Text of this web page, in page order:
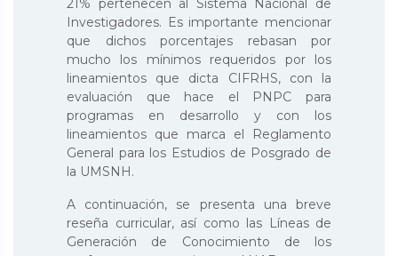
21% pertenecen al Sistema Nacional de
Investigadores. Es importante mencionar
que dichos porcentajes rebasan por
mucho los mínimos requeridos por los
lineamientos que dicta CIFRHS, con la
evaluación que hace el PNPC para
programas en desarrollo y con los
lineamientos que marca el Reglamento
General para los Estudios de Posgrado de
la UMSNH.
A continuación, se presenta una breve
reseña curricular, así como las Líneas de
Generación de Conocimiento de los